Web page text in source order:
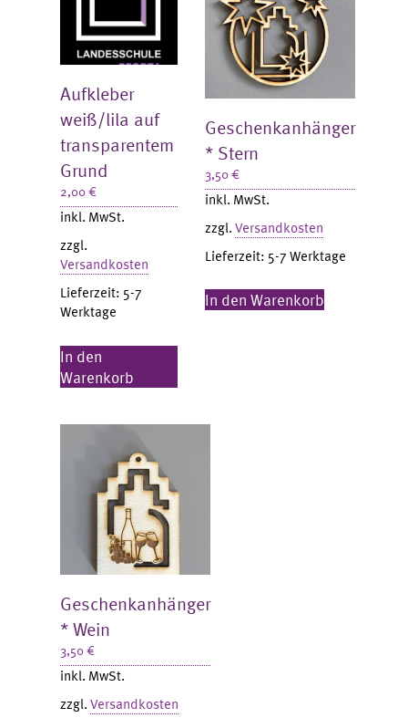
Aufkleber
weiß/lila auf
transparentem
Grund
2,00€
inkl. MwSt.
zzgl.
Versandkosten
Lieferzeit: 5-7
Werktage
In den
Warenkorb
Geschenkanhänger
* Stern
3,50€
inkl. MwSt.
zzgl.Versandkosten
Lieferzeit: 5-7 Werktage
In den Warenkorb
Geschenkanhänger
* Wein
3,50€
inkl. MwSt.
zzgl.Versandkosten